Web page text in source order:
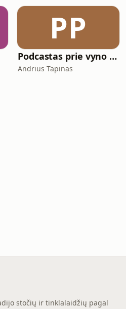
PP
Podcastas prie vyno taurės
Andrius Tapinas
stočių ir tinklalaidžių pagal